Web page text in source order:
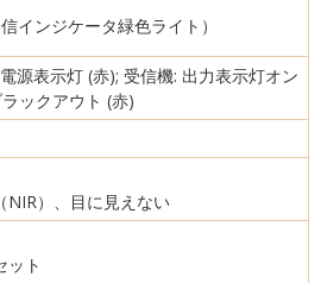
インジケータ緑色ライト）
源表示灯 (赤); 受信機: 出力表示灯オン
ックアウト (赤)
NIR）、目に見えない
ット